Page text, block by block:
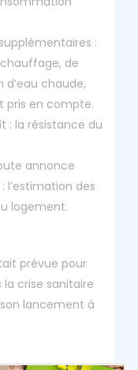
:
de
chaude,
pris en compte.
: la résistance du
annonce
l’estimation des
logement.
prévue pour
crise sanitaire
lancement à